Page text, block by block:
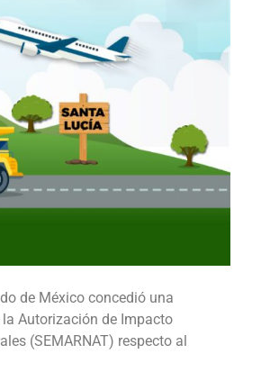
de México concedió una
Autorización de Impacto
(SEMARNAT) respecto al